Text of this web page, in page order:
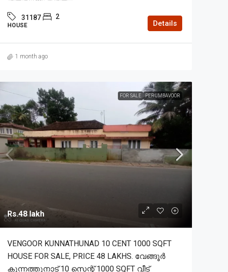
31187 2
HOUSE Details
1 month ago
FOR SALE PERUMBAVOOR
Rs.48 lakh
VENGOOR KUNNATHUNAD 10 CENT 1000 SQFT
HOUSE FOR SALE, PRICE 48 LAKHS. വേങ്ങൂർ
കുന്നത്തുനാട് 10 സെന്റ് 1000 SQFT വീട്